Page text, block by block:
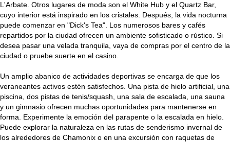
L'Arbate. Otros lugares de moda son el White Hub y el Quartz Bar,
cuyo interior está inspirado en los cristales. Después, la vida nocturna
puede comenzar en "Dick's Tea". Los numerosos bares y cafés
repartidos por la ciudad ofrecen un ambiente sofisticado o rústico. Si
desea pasar una velada tranquila, vaya de compras por el centro de la
ciudad o pruebe suerte en el casino.
Un amplio abanico de actividades deportivas se encarga de que los
veraneantes activos estén satisfechos. Una pista de hielo artificial, una
piscina, dos pistas de tenis/squash, una sala de escalada, una sauna
y un gimnasio ofrecen muchas oportunidades para mantenerse en
forma. Experimente la emoción del parapente o la escalada en hielo.
Puede explorar la naturaleza en las rutas de senderismo invernal de
los alrededores de Chamonix o en una excursión con raquetas de